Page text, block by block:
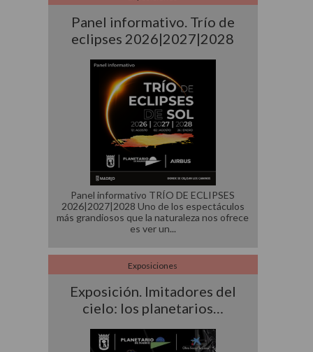
Panel informativo. Trío de
eclipses 2026|2027|2028
Panel informativo TRÍO DE ECLIPSES
2026|2027|2028 Uno de los espectáculos
más grandiosos que la naturaleza nos ofrece
es ver un
Exposición. Imitadores del
cielo: los planetarios…
Exposiciones